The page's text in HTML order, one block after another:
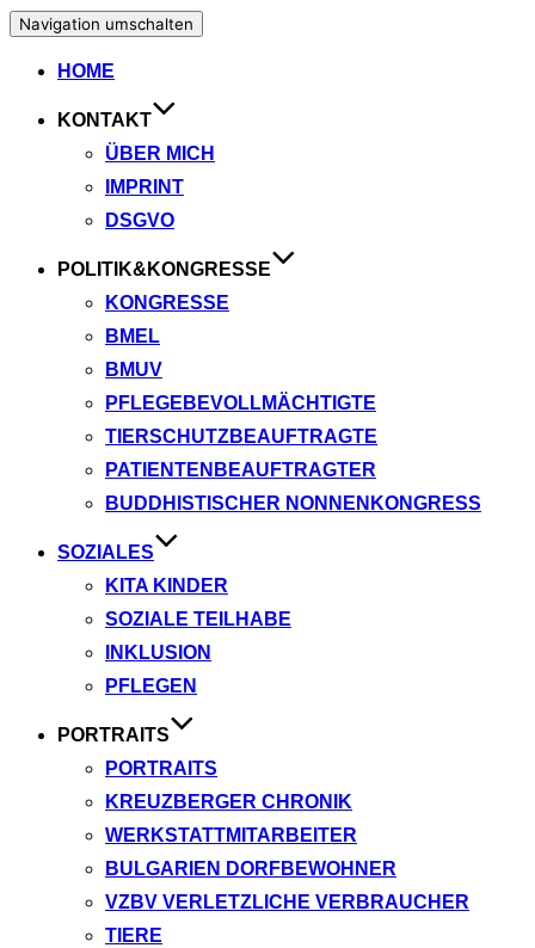
Navigation umschalten
HOME
KONTAKT
ÜBER MICH
IMPRINT
DSGVO
POLITIK&KONGRESSE
KONGRESSE
BMEL
BMUV
PFLEGEBEVOLLMÄCHTIGTE
TIERSCHUTZBEAUFTRAGTE
PATIENTENBEAUFTRAGTER
BUDDHISTISCHER NONNENKONGRESS
SOZIALES
KITA KINDER
SOZIALE TEILHABE
INKLUSION
PFLEGEN
PORTRAITS
PORTRAITS
KREUZBERGER CHRONIK
WERKSTATTMITARBEITER
BULGARIEN DORFBEWOHNER
VZBV VERLETZLICHE VERBRAUCHER
TIERE